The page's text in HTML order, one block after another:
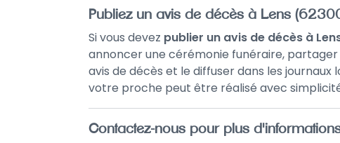
Publiez un avis de décès à Lens
Si vous devez publier un avis de décès à
annoncer une cérémonie funéraire,
avis de décès et le diffuser dans les
votre proche peut être réalisé avec
Contactez-nous pour plus